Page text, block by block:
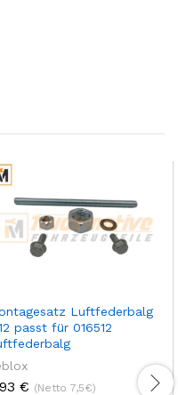
Luftfederbalg
passt für 016512
€ (Netto 7,5€)